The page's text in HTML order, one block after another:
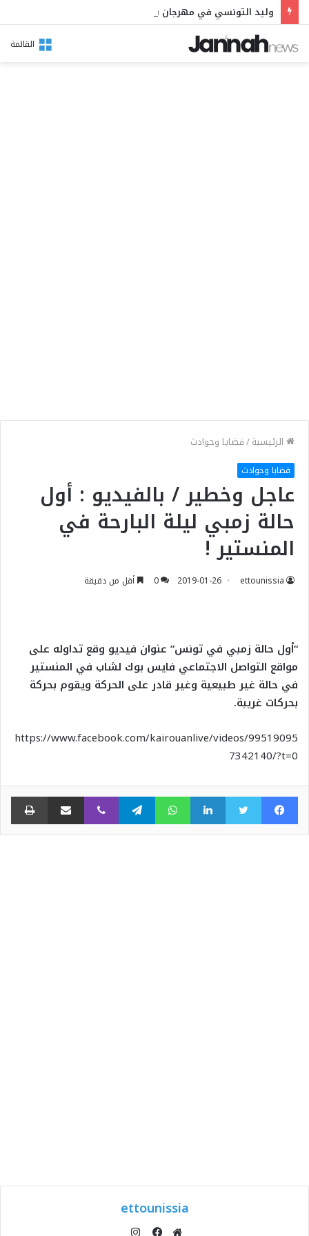
القائمة
الرئيسية/قضايا وحوادث
قضايا وحوادث
عاجل وخطير / بالفيديو : أول
حالة زمبي ليلة البارحة في
المنستير !
ettounissia
2019-01-26
0 أقل من دقيقة
“أول حالة زمبي في تونس” عنوان فيديو وقع تداوله على
مواقع التواصل الاجتماعي فايس بوك لشاب في المنستير
في حالة غير طبيعية وغير قادر على الحركة ويقوم بحركة
بحركات غريبة.
https://www.facebook.com/kairouanlive/videos/99519095
7342140/?t=0
فيسبوك تويتر لينكدإن واتساب تيلقرام ڤايبر مشاركة عبر البريد
ettounissia